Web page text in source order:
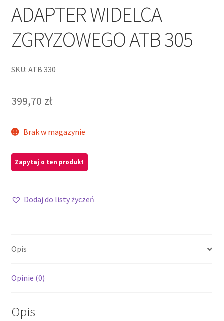
ADAPTER WIDELCA
ZGRYZOWEGO ATB 305
SKU: ATB 330
399,70 zł
Brak w magazynie
Dodaj do listy życzeń
Opis
Opinie (0)
Opis